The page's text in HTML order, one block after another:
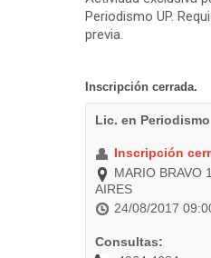
Periodismo UP.
previa.